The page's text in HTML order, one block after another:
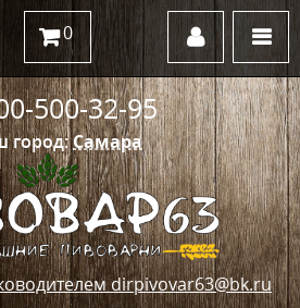
город:Самара
dirpivovar63@bk.ru
500-32-95
0